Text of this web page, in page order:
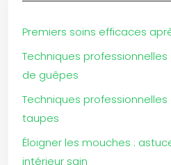
Premiers soins efficaces
Techniques professionnelles
de guêpes
Techniques
taupes
Éloigner les mouches :
intérieur sain